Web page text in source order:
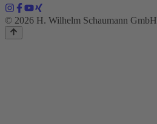
© 2026 H. Wilhelm Schaumann GmbH